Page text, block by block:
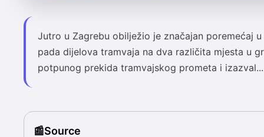
Jutro u Zagrebu obilježio je značajan poremećaj
pada dijelova tramvaja na dva različita mjesta u
potpunog prekida tramvajskog prometa i izazval...
Source